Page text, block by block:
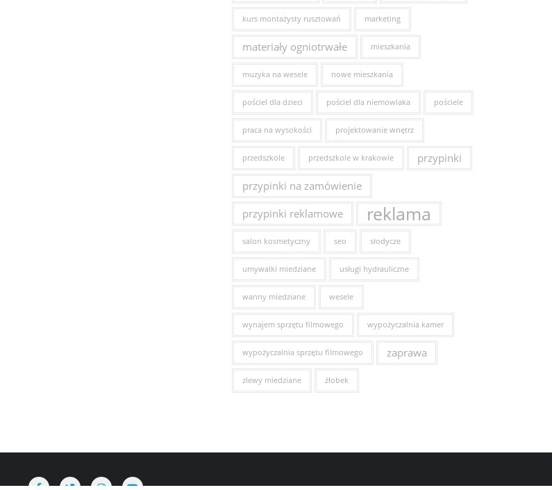
kurs montażysty rusztowań marketing
materiały ogniotrwałe mieszkania
muzyka na wesele nowe mieszkania
pościel dla dzieci pościel dla niemowlaka pościele
praca na wysokości projektowanie wnętrz
przedszkole przedszkole w krakowie
przypinki
przypinki na zamówienie
przypinki reklamowe
reklama
salon kosmetyczny seo słodycze
umywalki miedziane usługi hydrauliczne
wanny miedziane wesele
wynajem sprzętu filmowego wypożyczalnia kamer
wypożyczalnia sprzętu filmowego zaprawa
zlewy miedziane żłobek